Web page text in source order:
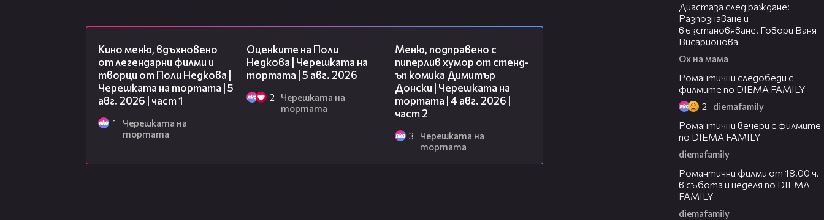
Кино меню, вдъхновено
от легендарни филми и
творци от Поли Недкова |
Черешката на тортата | 5
авг. 2026 | част 1
1
Черешката на
тортата
Оценките на Поли
Недкова | Черешката на
тортата | 5 авг. 2026
2
Черешката на
тортата
Меню, подправено с
пиперлив хумор от стенд-
ъп комика Димитър
Донски | Черешката на
тортата | 4 авг. 2026 |
част 2
3
Черешката на
тортата
Диастаза след раждане:
Разпознаване и
възстановяване. Говори Ваня
Висарионова
Ох на мама
Романтични следобеди с
филмите по DIEMA FAMILY
2 diemafamily
Романтични вечери с филмите
по DIEMA FAMILY
diemafamily
Романтични филми от 18.00 ч.
в събота и неделя по DIEMA
FAMILY
diemafamily